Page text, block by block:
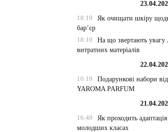
18:19
Як очищати шкіру
бар’єр
18:10
На що звертають увагу
витратних матеріалів
10:19
Подарункові набори
YAROMA PARFUM
16:49
Як проходить
молодших класах